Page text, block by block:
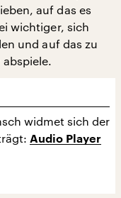
auf das es
wichtiger, sich
und auf das zu
widmet sich der
Audio Player